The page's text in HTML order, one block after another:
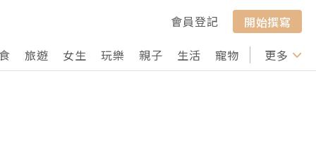
會員登記
開始撰寫
旅遊 女生 玩樂 親子 生活 寵物 行山 打卡
更多